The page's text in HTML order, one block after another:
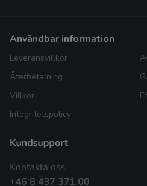
användbar information
Leveransvillkor
Återbetalning
Villkor
Integritetspolicy